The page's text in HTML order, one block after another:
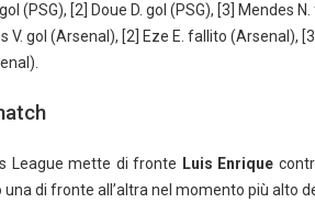
(PSG), [2] Doue D. gol (PSG), [3] Mendes
V. gol (Arsenal), [2] Eze E. fallito (Arsenal),
League mette di fronte Luis Enrique
di fronte all’altra nel momento più alto